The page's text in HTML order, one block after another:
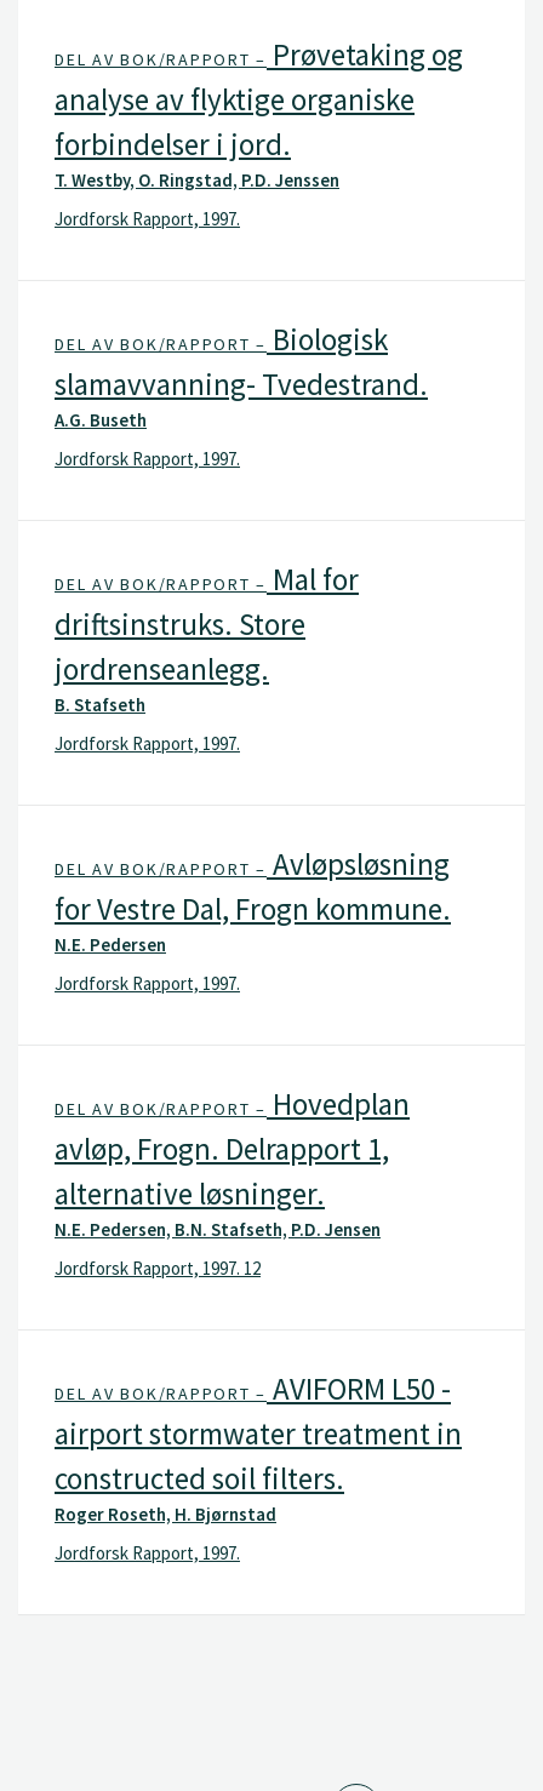
DEL AV BOK/RAPPORT – Prøvetaking og
analyse av flyktige organiske
forbindelser i jord.
T. Westby, O. Ringstad, P.D. Jenssen
Jordforsk Rapport, 1997.
DEL AV BOK/RAPPORT – Biologisk
slamavvanning- Tvedestrand.
A.G. Buseth
Jordforsk Rapport, 1997.
DEL AV BOK/RAPPORT – Mal for
driftsinstruks. Store
jordrenseanlegg.
B. Stafseth
Jordforsk Rapport, 1997.
DEL AV BOK/RAPPORT – Avløpsløsning
for Vestre Dal, Frogn kommune.
N.E. Pedersen
Jordforsk Rapport, 1997.
DEL AV BOK/RAPPORT – Hovedplan
avløp, Frogn. Delrapport 1,
alternative løsninger.
N.E. Pedersen, B.N. Stafseth, P.D. Jensen
Jordforsk Rapport, 1997. 12
DEL AV BOK/RAPPORT – AVIFORM L50 -
airport stormwater treatment in
constructed soil filters.
Roger Roseth, H. Bjørnstad
Jordforsk Rapport, 1997.